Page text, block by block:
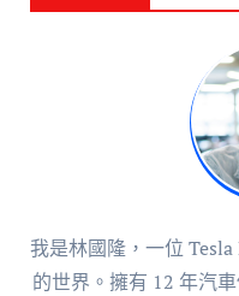
我是林國隆，一位
的世界。擁有 12 年汽